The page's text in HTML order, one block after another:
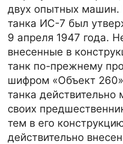
двух опытных машин.
танка ИС-7 был
9 апреля 1947 года.
внесенные в
танк по-прежнему
шифром «Объект
танка действительно
своих
тем в его
действительно